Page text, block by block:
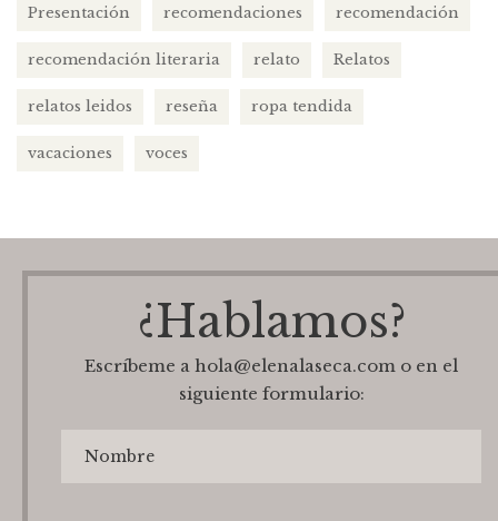
Presentación recomendaciones recomendación
recomendación literaria relato Relatos
relatos leidos reseña ropa tendida
vacaciones voces
¿Hablamos?
Escríbeme a hola@elenalaseca.com o en el
siguiente formulario: